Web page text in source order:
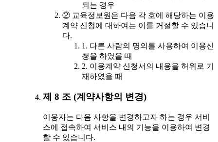
되는 경우
② 교육정보원은 다음 각 호에 해당하는 이용
계약 신청에 대하여는 이를 거절할 수 있습니
다.
1. 다른 사람의 명의를 사용하여 이용신
청을 하였을 때
2. 이용계약 신청서의 내용을 허위로 기
재하였을 때
제 8 조 (계약사항의 변경)
이용자는 다음 사항을 변경하고자 하는 경우 서비
스에 접속하여 서비스 내의 기능을 이용하여 변경
할 수 있습니다.